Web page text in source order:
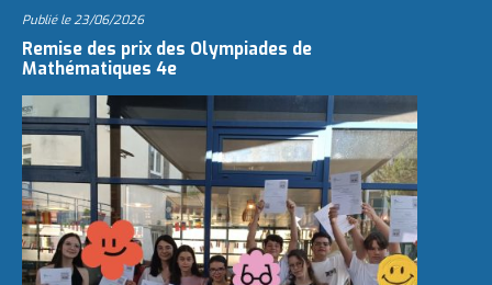
Publié le23/06/2026
Remise des prix des Olympiades de
Mathématiques 4e